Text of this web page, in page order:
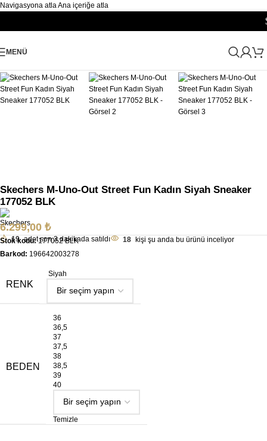
Navigasyona atlaAna içeriğe atla
MENÜ
Ana Sayfa
Skechers M-Uno-Out Street Fun Kadın Siyah Sneaker
177052 BLK
6.299,00 ₺
19 adet son 3 dakikada satıldı 18 kişi şu anda bu ürünü inceliyor
Stok kodu:177052 BLK
Barkod: 196642003278
RENK
Siyah
BEDEN
36
36,5
37
37,5
38
38,5
39
40
Temizle